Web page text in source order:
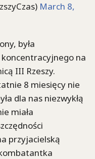
March 8,
była
na
III Rzeszy.
8 miesięcy nie
dla nas niezwykłą
miała
przyjacielską